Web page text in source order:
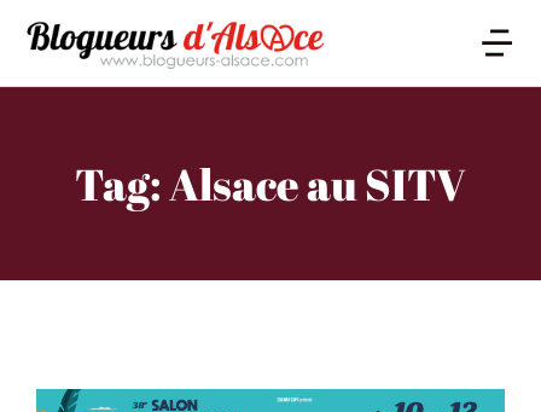
Tag: Alsace au SITV